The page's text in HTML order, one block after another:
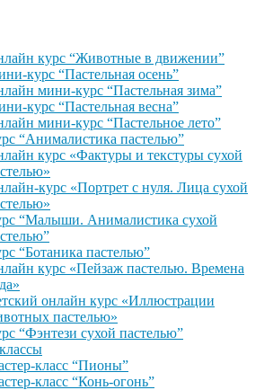
курс “Животные в движении”
курс “Пастельная осень”
мини-курс “Пастельная зима”
курс “Пастельная весна”
мини-курс “Пастельное лето”
“Анималистика пастелью”
курс «Фактуры и текстуры сухой
курс «Портрет с нуля. Лица сухой
“Малыши. Анималистика сухой
“Ботаника пастелью”
курс «Пейзаж пастелью. Времена
онлайн курс «Иллюстрации
пастелью»
“Фэнтези сухой пастелью”
класс “Пионы”
класс “Конь-огонь”